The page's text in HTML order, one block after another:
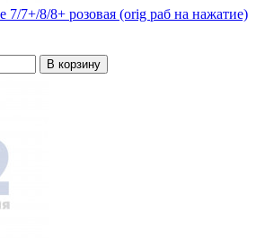
7+/8/8+ розовая (orig раб на нажатие)